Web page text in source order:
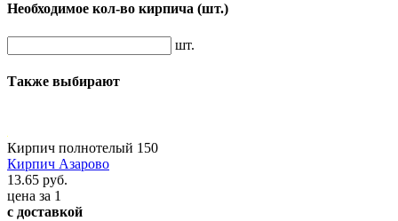
Необходимое кол-во кирпича (шт.)
шт.
Также выбирают
Кирпич полнотелый 150
Кирпич Азарово
13.65 руб.
цена за 1
с доставкой